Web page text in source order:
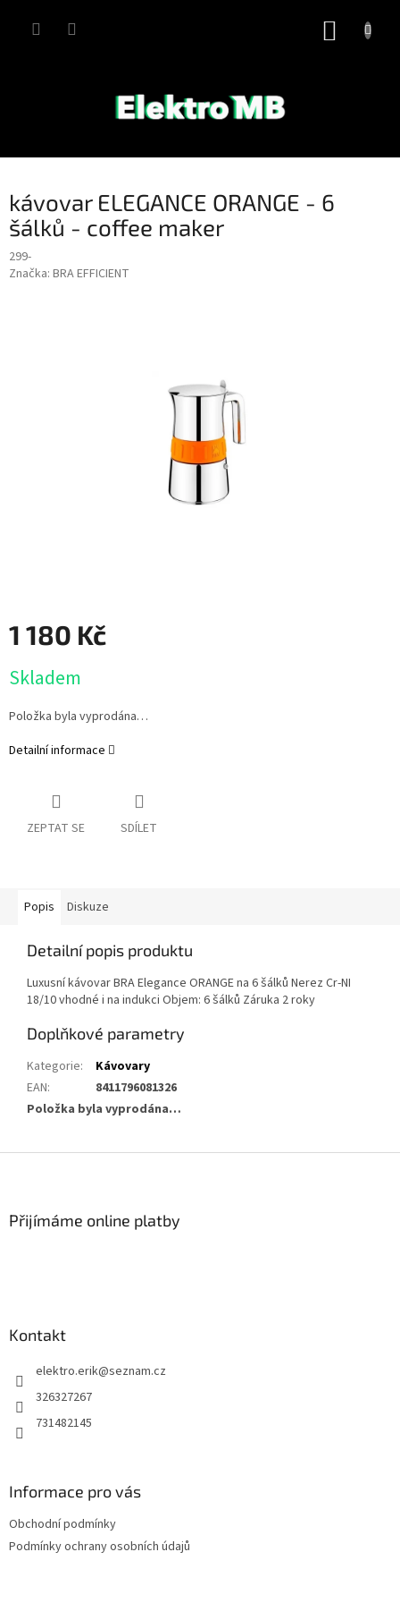
kávovar ELEGANCE ORANGE - 6
šálků - coffee maker
299-
Značka: BRA EFFICIENT
1 180 Kč
cena:
Skladem
Položka byla vyprodána…
Detailní informace
ZEPTAT SE SDÍLET
Popis Diskuze
Detailní popis produktu
Luxusní kávovar BRA Elegance ORANGE na 6 šálků Nerez Cr-NI
18/10 vhodné i na indukci Objem: 6 šálků Záruka 2 roky
Doplňkové parametry
Kategorie:
Kávovary
EAN:
8411796081326
Položka byla vyprodána…
Přijímáme online platby
Kontakt
elektro.erik@seznam.cz
326327267
731482145
Informace pro vás
Obchodní podmínky
Podmínky ochrany osobních údajů